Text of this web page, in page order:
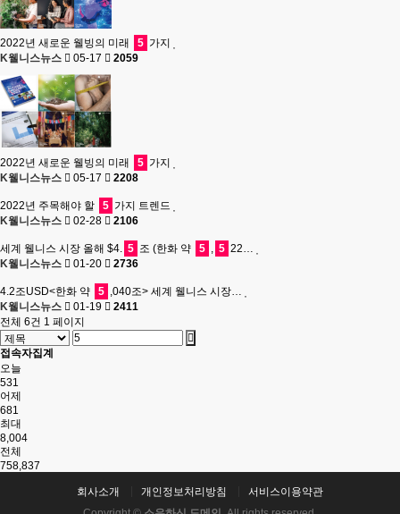
2022년 새로운 웰빙의 미래 5 가지
K웰니스뉴스
05-17 2059
2022년 새로운 웰빙의 미래 5 가지
K웰니스뉴스
05-17 2208
2022년 주목해야 할 5 가지 트렌드
K웰니스뉴스
02-28 2106
세계 웰니스 시장 올해 $4. 5 조 (한화 약 5 , 5 22…
K웰니스뉴스
01-20 2736
4.2조USD<한화 약 5 ,040조> 세계 웰니스 시장…
K웰니스뉴스
01-19
2411
전체 6건 1 페이지
접속자집계
오늘
531
어제
681
최대
8,004
전체
758,837
회사소개 개인정보처리방침
서비스이용약관